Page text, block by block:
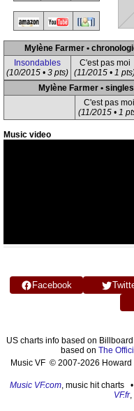
Mylène Farmer •
Insondables
(10/2015 • 3 pts)
C'est pas moi
(11/2015 • 1
Mylène Farmer •
C'est pas moi
(11/2015 • 1
Music video
Facebook
US charts info based on
based on The
Music VF © 2007-2026
Music VF.com, music hit charts •
VF.fr,